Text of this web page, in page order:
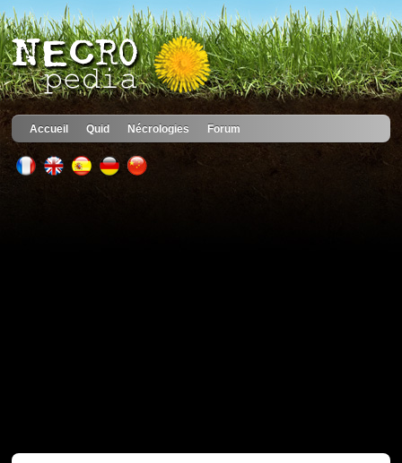
Accueil Quid Nécrologies Forum